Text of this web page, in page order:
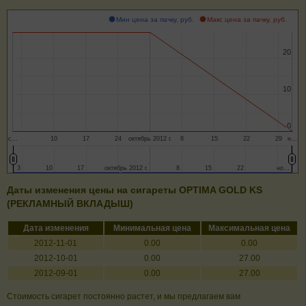
Мин цена за пачку, руб. Макс цена за пачку, руб.
с… октябрь 2012 г. н…
10 17 24 8 15 22 29
0
0
10
10
20
20
октябрь 2012 г.
октябрь 2012 г. но…
но…
33 10
10 17
17 8
8 15
15 22
22
Даты изменения цены на сигареты OPTIMA GOLD KS
(РЕКЛАМНЫЙ ВКЛАДЫШ)
Дата изменения Минимальная цена
Максимальная цена
2012-11-01
0.00
0.00
2012-10-01
0.00
27.00
2012-09-01
0.00 27.00
Стоимость сигарет постоянно растет, и мы предлагаем вам